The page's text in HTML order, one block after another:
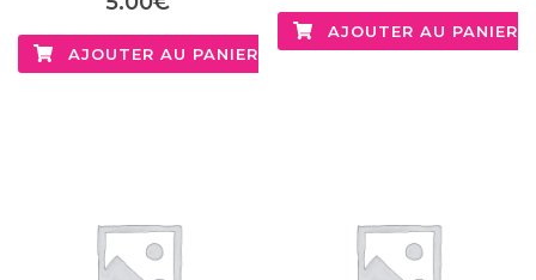
AJOUTER AU PANIER
AJOUTER AU PANIER